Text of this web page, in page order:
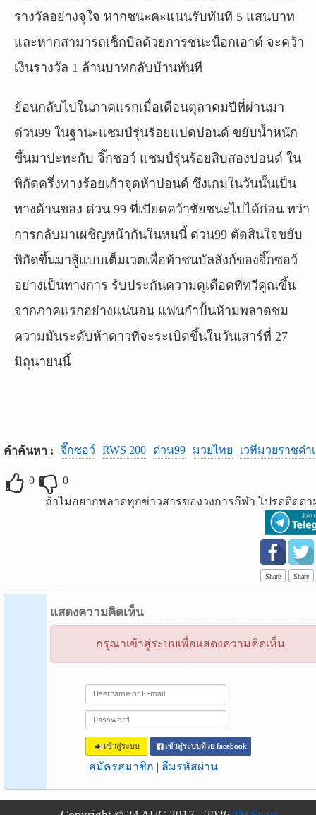
รางวัลอย่างจุใจ หากชนะคะแนนรับทันที 5 แสนบาท
และหากสามารถเช็กบิลด้วยการชนะน็อกเอาต์ จะคว้า
เงินรางวัล 1 ล้านบาทกลับบ้านทันที
ย้อนกลับไปในภาคแรกเมื่อเดือนตุลาคมปีที่ผ่านมา
ด่วน99 ในฐานะแชมป์รุ่นร้อยแปดปอนด์ ขยับน้ำหนัก
ขึ้นมาปะทะกับ จิ๊กซอว์ แชมป์รุ่นร้อยสิบสองปอนด์ ใน
พิกัดครึ่งทางร้อยเก้าจุดห้าปอนด์ ซึ่งเกมในวันนั้นเป็น
ทางด้านของ ด่วน 99 ที่เบียดคว้าชัยชนะไปได้ก่อน ทว่า
การกลับมาเผชิญหน้ากันในหนนี้ ด่วน99 ตัดสินใจขยับ
พิกัดขึ้นมาสู้แบบเต็มเวตเพื่อท้าชนบัลลังก์ของจิ๊กซอว์
อย่างเป็นทางการ รับประกันความดุเดือดที่ทวีคูณขึ้น
จากภาคแรกอย่างแน่นอน แฟนกำปั้นห้ามพลาดชม
ความมันระดับห้าดาวที่จะระเบิดขึ้นในวันเสาร์ที่ 27
มิถุนายนนี้
คำค้นหา : จิ๊กซอว์ RWS 200 ด่วน99 มวยไทย เวทีมวยราชดำ
0
0
ถ้าไม่อยากพลาดทุกข่าวสารของวงการกีฬา โปรดติดตา
Share Share
แสดงความคิดเห็น
กรุณาเข้าสู่ระบบเพื่อแสดงความคิดเห็น
เข้าสู่ระบบ เข้าสู่ระบบด้วย facebook
สมัครสมาชิก | ลืมรหัสผ่าน